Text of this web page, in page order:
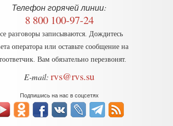
Телефон горячей линии:
8 800 100-97-24
разговоры записываются. Дождитесь
оператора или оставьте сообщение на
Вам обязательно перезвонят.
E-mail: rvs@rvs.su
Подпишись на нас в соцсетях